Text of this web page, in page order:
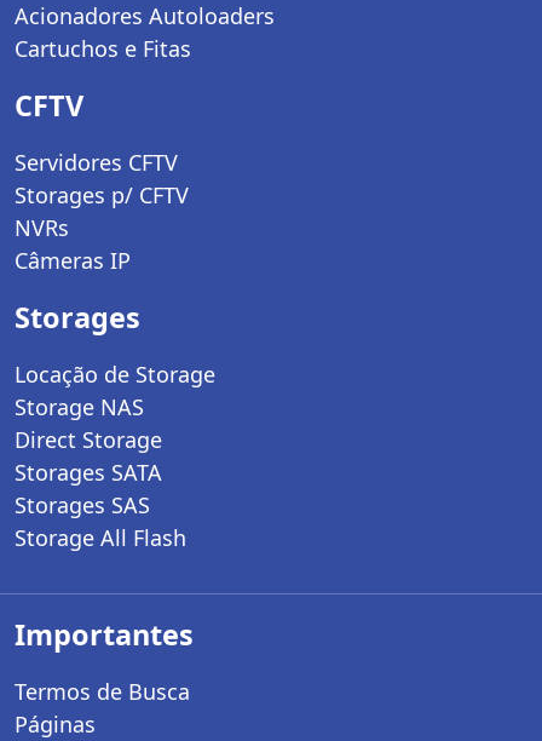
Acionadores Autoloaders
Cartuchos e Fitas
CFTV
Servidores CFTV
Storages p/ CFTV
NVRs
Câmeras IP
Storages
Locação de Storage
Storage NAS
Direct Storage
Storages SATA
Storages SAS
Storage All Flash
Importantes
Termos de Busca
Páginas